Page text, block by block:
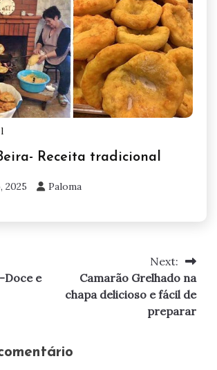
Receita tradicional
2025 Paloma
Doce e
Next:
Camarão Grelhado na
chapa delicioso e fácil de
preparar